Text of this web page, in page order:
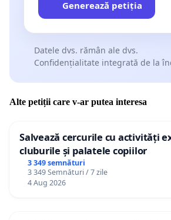
Generează petiția
Datele dvs. rămân ale dvs.
Confidențialitate integrată de la
Alte petiții care v-ar putea interesa
Salvează cercurile cu activități
cluburile și palatele copiilor
3 349 semnături
3 349 Semnături / 7 zile
4 Aug 2026